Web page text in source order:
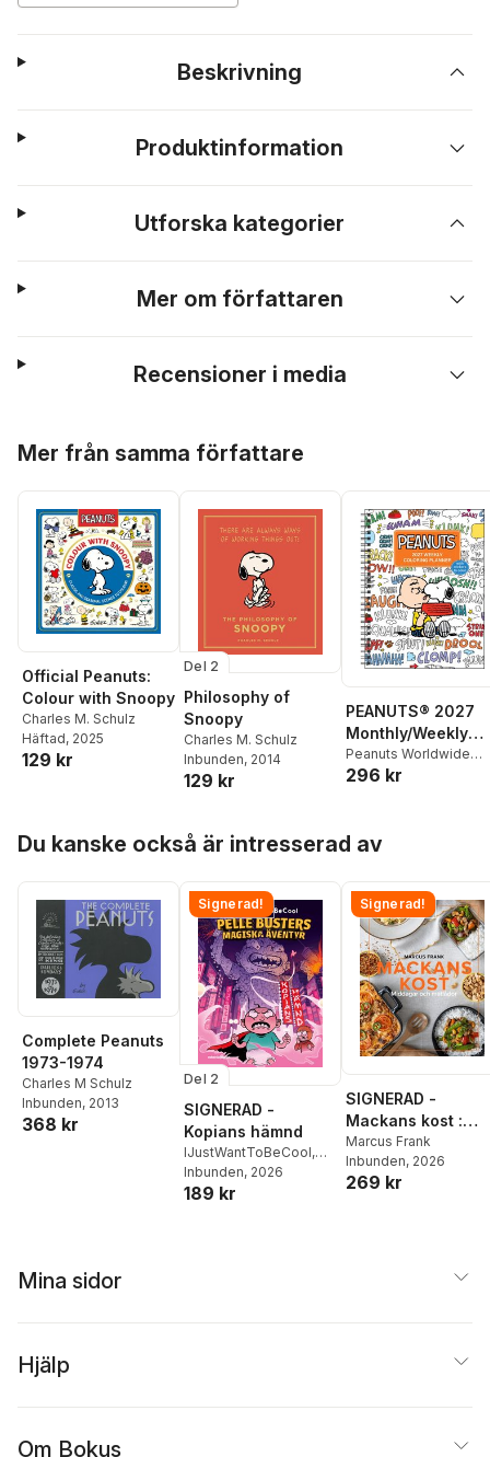
Beskrivning
Produktinformation
Utforska kategorier
Mer om författaren
Recensioner i media
Mer från samma författare
Official Peanuts:
Colour with Snoopy
Charles M. Schulz
Häftad, 2025
129 kr
Del 2
Philosophy of
Snoopy
Charles M. Schulz
Inbunden, 2014
129 kr
PEANUTS® 2027
Monthly/Weekly
Coloring Calendar
with Stickers to
Peanuts Worldwide
LLC,Charles M. Schulz
296 kr
Du kanske också är intresserad av
Complete Peanuts
1973-1974
Charles M Schulz
Inbunden, 2013
368 kr
Signerad!
Del 2
SIGNERAD -
Kopians hämnd
IJustWantToBeCool,
Joel Adolphson
Ejdemo Beer
Inbunden, 2026
189 kr
Signerad!
SIGNERAD -
Mackans kost :
Middagar och
matlådor
Marcus Frank
Inbunden, 2026
269 kr
Mina sidor
Hjälp
Om Bokus